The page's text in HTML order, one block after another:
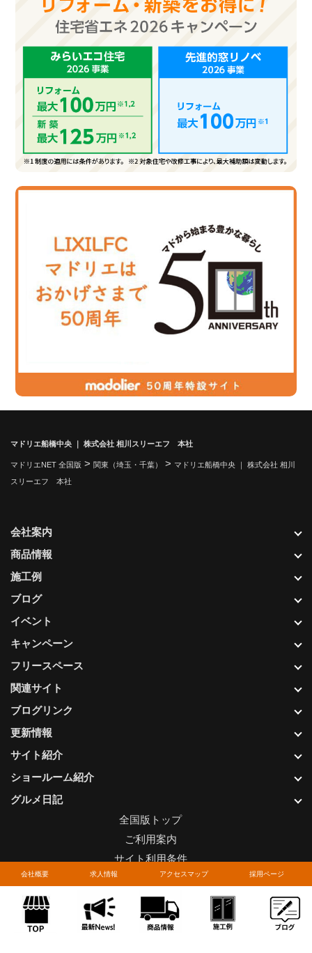
会社概要 求人情報 アクセスマップ 採用ページ
マドリエ船橋中央 ｜ 株式会社 相川スリーエフ 本社
マドリエNET 全国版 > 関東（埼玉・千葉） > マドリエ船橋中央 ｜ 株式会社 相川
スリーエフ 本社
更新情報
サイト紹介
ショールーム紹介
グルメ日記
会社案内
商品情報
施工例
ブログ
イベント
キャンペーン
フリースペース
関連サイト
ブログリンク
全国版トップ
ご利用案内
サイト利用条件
プライバシーポリシー
関連リンク
お問い合わせについて